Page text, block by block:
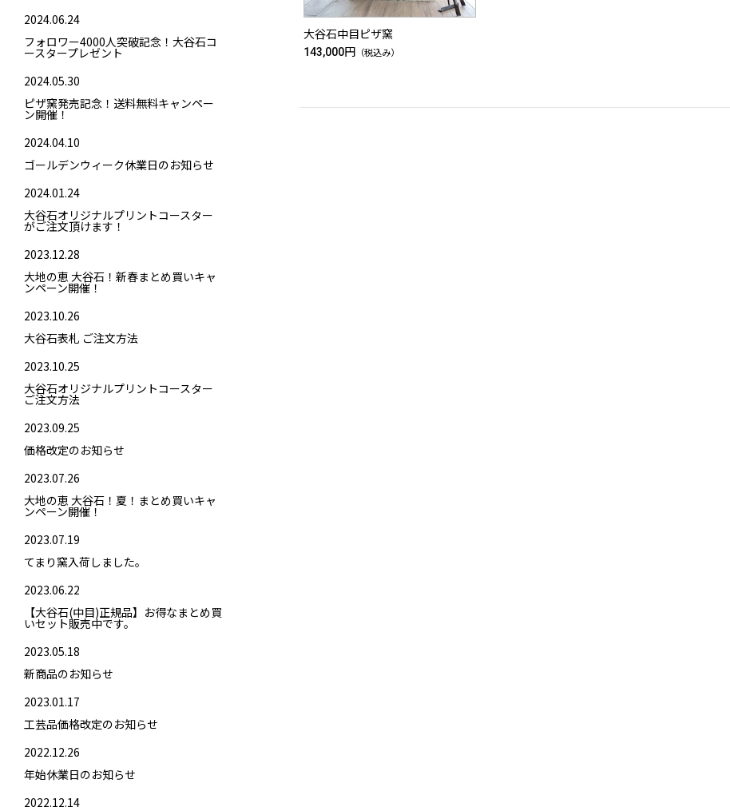
大谷石中目ピザ窯
143,000円 （税込み）
2024.06.24
フォロワー4000人突破記念！大谷石コ
ースタープレゼント
2024.05.30
ピザ窯発売記念！送料無料キャンペー
ン開催！
2024.04.10
ゴールデンウィーク休業日のお知らせ
2024.01.24
大谷石オリジナルプリントコースター
がご注文頂けます！
2023.12.28
大地の恵 大谷石！新春まとめ買いキャ
ンペーン開催！
2023.10.26
大谷石表札 ご注文方法
2023.10.25
大谷石オリジナルプリントコースター
ご注文方法
2023.09.25
価格改定のお知らせ
2023.07.26
大地の恵 大谷石！夏！まとめ買いキャ
ンペーン開催！
2023.07.19
てまり窯入荷しました。
2023.06.22
【大谷石(中目)正規品】お得なまとめ買
いセット販売中です。
2023.05.18
新商品のお知らせ
2023.01.17
工芸品価格改定のお知らせ
2022.12.26
年始休業日のお知らせ
2022.12.14